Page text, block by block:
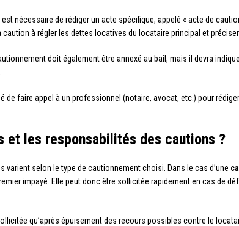
est nécessaire de rédiger un acte spécifique, appelé « acte de
à régler les dettes locatives du locataire principal et
doit également être annexé au bail, mais il devra
de faire appel à un professionnel (notaire, avocat, etc.) pour
et les responsabilités des cautions ?
selon le type de cautionnement choisi. Dans le cas d’une
impayé. Elle peut donc être sollicitée rapidement en cas de
qu’après épuisement des recours possibles contre le